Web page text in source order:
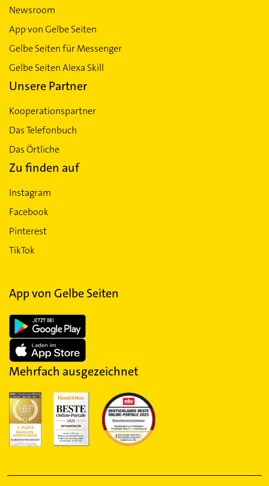
Newsroom
App von Gelbe Seiten
Gelbe Seiten für Messenger
Gelbe Seiten Alexa Skill
Unsere Partner
Kooperationspartner
Das Telefonbuch
Das Örtliche
Zu finden auf
Instagram
Facebook
Pinterest
TikTok
App von Gelbe Seiten
Mehrfach ausgezeichnet